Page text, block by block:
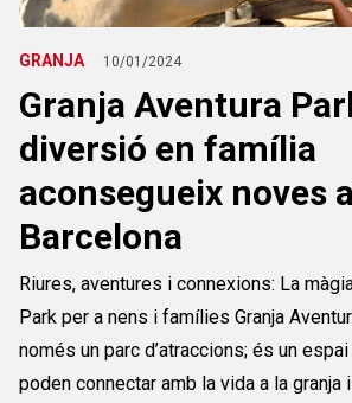
GRANJA 10/01/2024
Granja Aventura
diversió en família
aconsegueix noves
Barcelona
Riures, aventures i connexions: La
Park per a nens i famílies Granja
només un parc d’atraccions; és un
poden connectar amb la vida a la granja